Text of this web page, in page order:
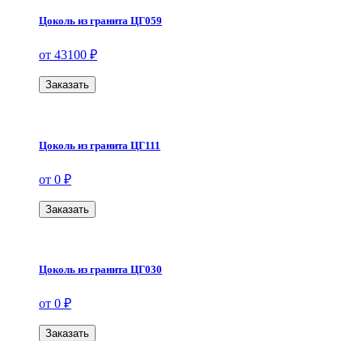
Цоколь из гранита ЦГ059
от 43100 ₽
Заказать
Цоколь из гранита ЦГ111
от 0 ₽
Заказать
Цоколь из гранита ЦГ030
от 0 ₽
Заказать